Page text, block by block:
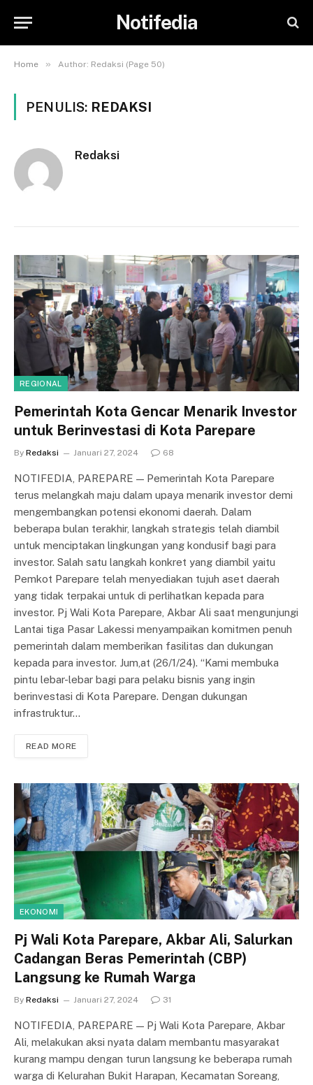
Notifedia
Home » Author: Redaksi (Page 50)
PENULIS: REDAKSI
Redaksi
REGIONAL
Pemerintah Kota Gencar Menarik Investor
untuk Berinvestasi di Kota Parepare
By Redaksi Januari 27, 2024 68
NOTIFEDIA, PAREPARE — Pemerintah Kota Parepare
terus melangkah maju dalam upaya menarik investor demi
mengembangkan potensi ekonomi daerah. Dalam
beberapa bulan terakhir, langkah strategis telah diambil
untuk menciptakan lingkungan yang kondusif bagi para
investor. Salah satu langkah konkret yang diambil yaitu
Pemkot Parepare telah menyediakan tujuh aset daerah
yang tidak terpakai untuk di perlihatkan kepada para
investor. Pj Wali Kota Parepare, Akbar Ali saat mengunjungi
Lantai tiga Pasar Lakessi menyampaikan komitmen penuh
pemerintah dalam memberikan fasilitas dan dukungan
kepada para investor. Jum,at (26/1/24). “Kami membuka
pintu lebar-lebar bagi para pelaku bisnis yang ingin
berinvestasi di Kota Parepare. Dengan dukungan
infrastruktur…
READ MORE
EKONOMI
Pj Wali Kota Parepare, Akbar Ali, Salurkan
Cadangan Beras Pemerintah (CBP)
Langsung ke Rumah Warga
By Redaksi Januari 27, 2024 31
NOTIFEDIA, PAREPARE — Pj Wali Kota Parepare, Akbar
Ali, melakukan aksi nyata dalam membantu masyarakat
kurang mampu dengan turun langsung ke beberapa rumah
warga di Kelurahan Bukit Harapan, Kecamatan Soreang,